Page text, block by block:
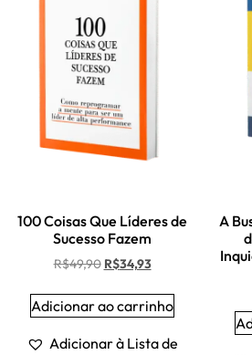
100 Coisas Que Líderes de
Sucesso Fazem
R$49,90 R$34,93
Adicionar ao carrinho
Adicionar à Lista de
A